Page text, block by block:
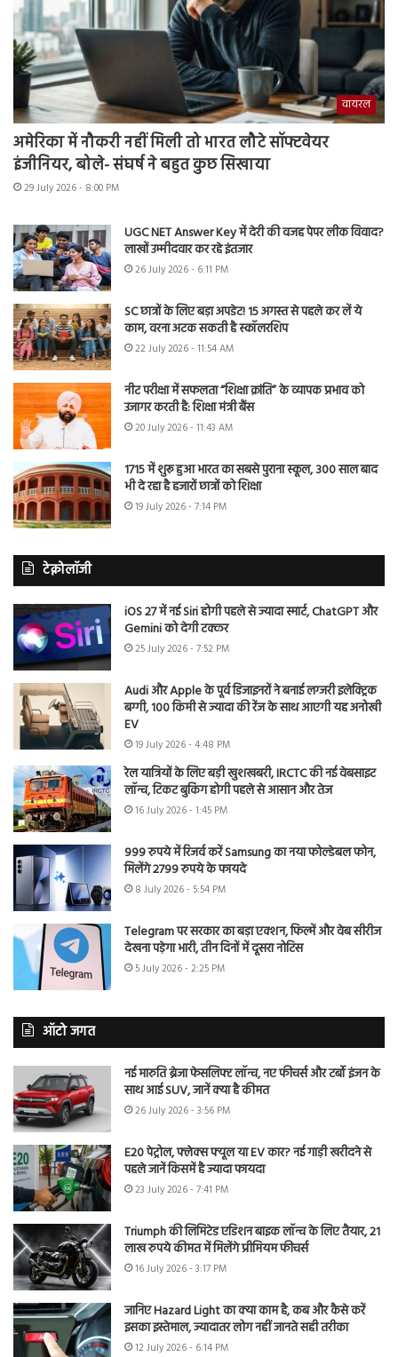
वायरल
अमेरिका में नौकरी नहीं मिली तो भारत लौटे सॉफ्टवेयर
इंजीनियर, बोले- संघर्ष ने बहुत कुछ सिखाया
29 July 2026 - 8:00 PM
UGC NET Answer Key में देरी की वजह पेपर लीक विवाद?
लाखों उम्मीदवार कर रहे इंतजार
26 July 2026 - 6:11 PM
SC छात्रों के लिए बड़ा अपडेट! 15 अगस्त से पहले कर लें ये
काम, वरना अटक सकती है स्कॉलरशिप
22 July 2026 - 11:54 AM
नीट परीक्षा में सफलता “शिक्षा क्रांति” के व्यापक प्रभाव को
उजागर करती है: शिक्षा मंत्री बैंस
20 July 2026 - 11:43 AM
1715 में शुरू हुआ भारत का सबसे पुराना स्कूल, 300 साल बाद
भी दे रहा है हजारों छात्रों को शिक्षा
19 July 2026 - 7:14 PM
टेक्नोलॉजी
iOS 27 में नई Siri होगी पहले से ज्यादा स्मार्ट, ChatGPT और
Gemini को देगी टक्कर
25 July 2026 - 7:52 PM
Audi और Apple के पूर्व डिजाइनरों ने बनाई लग्जरी इलेक्ट्रिक
बग्गी, 100 किमी से ज्यादा की रेंज के साथ आएगी यह अनोखी
EV
19 July 2026 - 4:48 PM
रेल यात्रियों के लिए बड़ी खुशखबरी, IRCTC की नई वेबसाइट
लॉन्च, टिकट बुकिंग होगी पहले से आसान और तेज
16 July 2026 - 1:45 PM
999 रुपये में रिजर्व करें Samsung का नया फोल्डेबल फोन,
मिलेंगे 2799 रुपये के फायदे
8 July 2026 - 5:54 PM
Telegram पर सरकार का बड़ा एक्शन, फिल्में और वेब सीरीज
देखना पड़ेगा भारी, तीन दिनों में दूसरा नोटिस
5 July 2026 - 2:25 PM
ऑटो जगत
नई मारुति ब्रेजा फेसलिफ्ट लॉन्च, नए फीचर्स और टर्बो इंजन के
साथ आई SUV, जानें क्या है कीमत
26 July 2026 - 3:56 PM
E20 पेट्रोल, फ्लेक्स फ्यूल या EV कार? नई गाड़ी खरीदने से
पहले जानें किसमें है ज्यादा फायदा
23 July 2026 - 7:41 PM
Triumph की लिमिटेड एडिशन बाइक लॉन्च के लिए तैयार, 21
लाख रुपये कीमत में मिलेंगे प्रीमियम फीचर्स
16 July 2026 - 3:17 PM
जानिए Hazard Light का क्या काम है, कब और कैसे करें
इसका इस्तेमाल, ज्यादातर लोग नहीं जानते सही तरीका
12 July 2026 - 6:14 PM